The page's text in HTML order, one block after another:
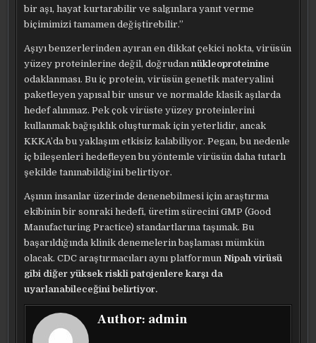
bir aşı, hayat kurtarabilir ve salgınlara yanıt verme
biçimimizi tamamen değiştirebilir.”
Aşıyı benzerlerinden ayıran en dikkat çekici nokta, virüsün
yüzey proteinlerine değil, doğrudannükleoproteinine
odaklanması. Bu iç protein, virüsün genetik materyalini
paketleyen yapısal bir unsur ve normalde klasik aşılarda
hedef alınmaz. Pek çok virüste yüzey proteinlerini
kullanmak bağışıklık oluşturmak için yeterlidir, ancak
KKKA’da bu yaklaşım etkisiz kalabiliyor. Pegan, bu nedenle
iç bileşenleri hedefleyen bu yöntemle virüsün daha tutarlı
şekilde tanınabildiğini belirtiyor.
Aşının insanlar üzerinde denenebilmesi için araştırma
ekibinin bir sonraki hedefi, üretim sürecini GMP (Good
Manufacturing Practice) standartlarına taşımak. Bu
başarıldığında klinik denemelerin başlaması mümkün
olacak. CDC araştırmacıları aynı platformun Nipah virüsü
gibi diğer yüksek riskli patojenlere karşı da
uyarlanabileceğini belirtiyor.
Author: admin